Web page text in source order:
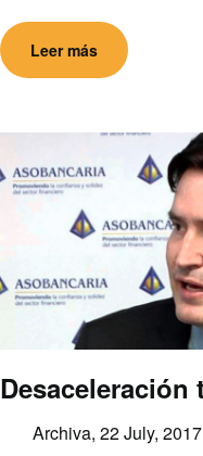
Leer más
Archiva, 22 July, 2017